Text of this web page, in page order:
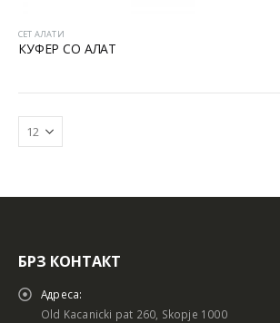
СЕТ АЛАТИ
КУФЕР СО АЛАТ
БРЗ КОНТАКТ
Адреса:
Old Kacanicki pat 260, Skopje 1000